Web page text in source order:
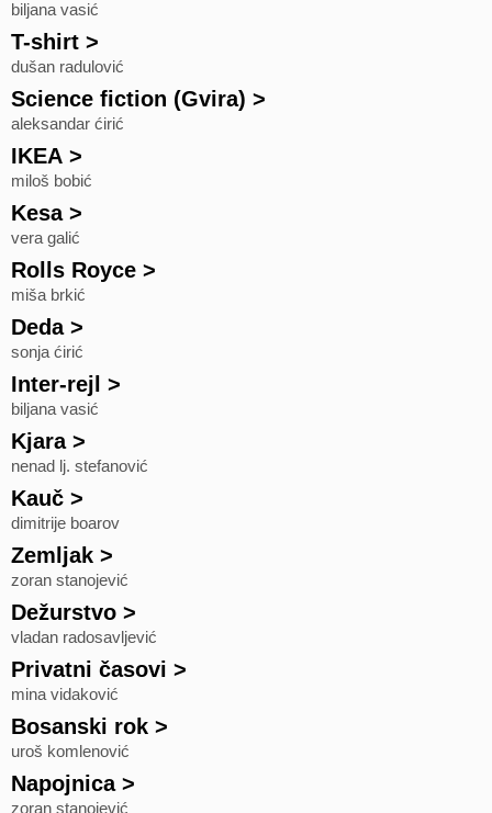
biljana vasić
T-shirt >
dušan radulović
Science fiction (Gvira) >
aleksandar ćirić
IKEA >
miloš bobić
Kesa>
vera galić
Rolls Royce >
miša brkić
Deda>
sonja ćirić
Inter-rejl >
biljana vasić
Kjara>
nenad lj. stefanović
Kauč >
dimitrije boarov
Zemljak >
zoran stanojević
Dežurstvo >
vladan radosavljević
Privatni časovi >
mina vidaković
Bosanski rok >
uroš komlenović
Napojnica>
zoran stanojević